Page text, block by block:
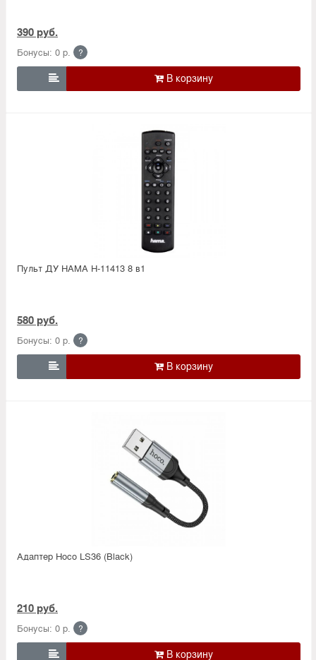
390 руб.
Бонусы: 0 р. ?

Пульт ДУ HAMA H-11413 8 в1
580 руб.
Бонусы: 0 р. ?

Адаптер Hoco LS36 (Black)
210 руб.
Бонусы: 0 р. ?
